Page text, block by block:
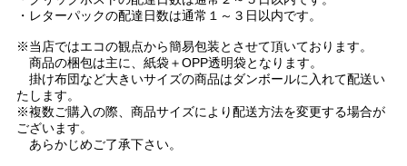
・レターパックの配達日数は通常１～３日以内です。
※当店ではエコの観点から簡易包装とさせて頂いております。
商品の梱包は主に、紙袋＋OPP透明袋となります。
掛け布団など大きいサイズの商品はダンボールに入れて配送い
たします。
※複数ご購入の際、商品サイズにより配送方法を変更する場合が
ございます。
あらかじめご了承下さい。